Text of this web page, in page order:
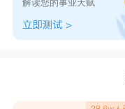
被窝探
半城风
解读您的事业天赋